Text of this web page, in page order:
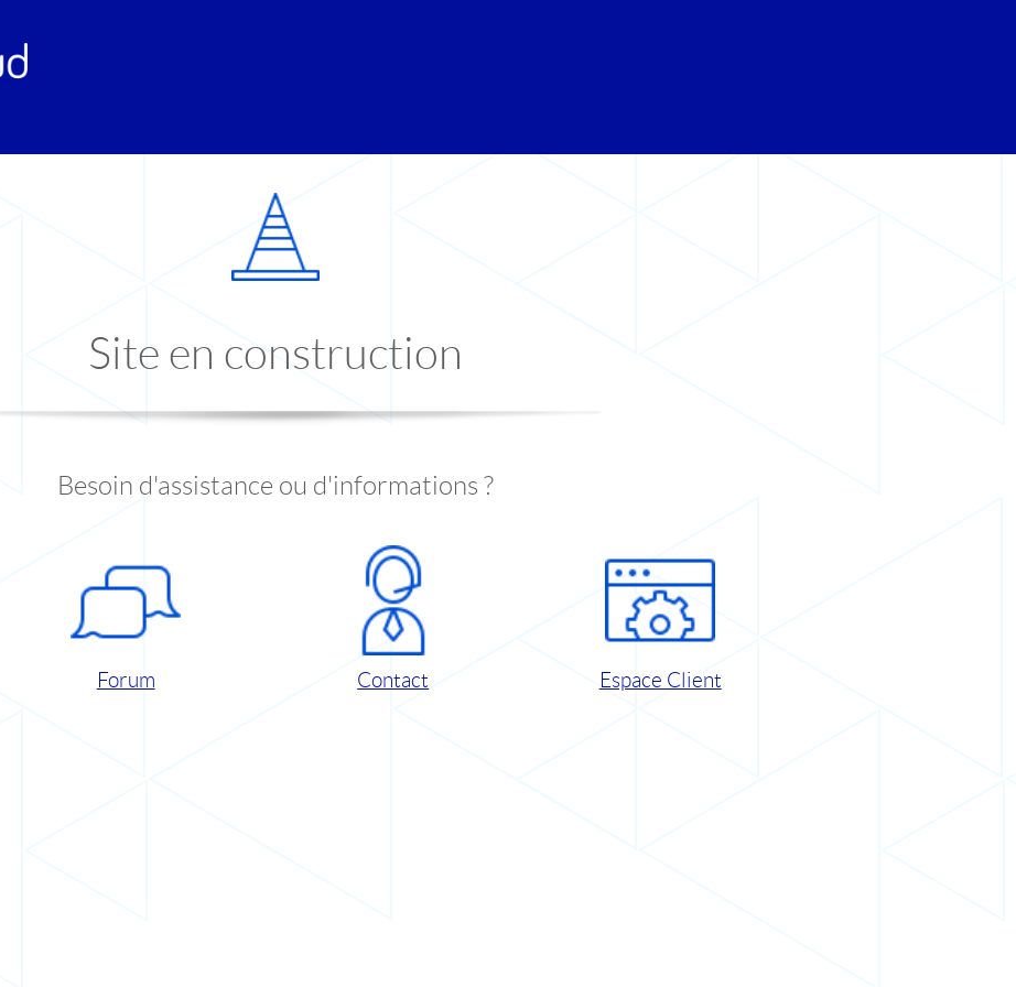
Site en construction
Besoin d'assistance ou d'informations ?
Forum Contact Espace Client